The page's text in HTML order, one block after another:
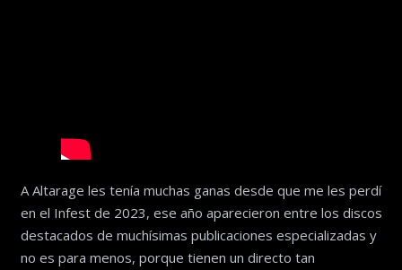
A Altarage les tenía muchas ganas desde que me les perdí
en el Infest de 2023, ese año aparecieron entre los discos
destacados de muchísimas publicaciones especializadas y
no es para menos, porque tienen un directo tan